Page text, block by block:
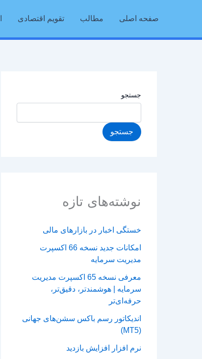
صفحه اصلی مطالب تقویم اقتصادی
جستجو
جستجو
نوشته‌های تازه
خستگی اخبار در بازارهای مالی
امکانات جدید نسخه 66 اکسپرت
مدیریت سرمایه
معرفی نسخه 65 اکسپرت مدیریت
سرمایه | هوشمندتر، دقیق‌تر،
حرفه‌ای‌تر
اندیکاتور رسم باکس سشن‌های جهانی
(MT5)
نرم افزار افزایش بازدید